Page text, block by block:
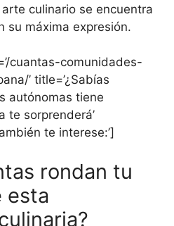
culinario se encuentra
su máxima expresión.
cuantas-comunidades-
’ title=’¿Sabías
autónomas tiene
te sorprenderá’
te interese:’]
rondan tu
esta